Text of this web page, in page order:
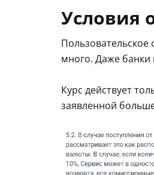
Условия
много. Даже банки
Курс действует
заявленной